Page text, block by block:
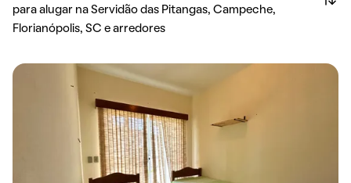
para alugar na Servidão das Pitangas, Campeche,
Florianópolis, SC e arredores